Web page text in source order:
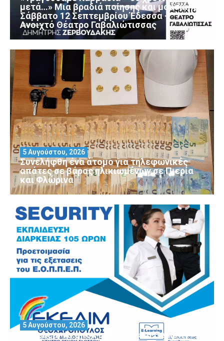
μετά…» Μια βραδιά ποίησης και μουσικής
Σάββατο 12 Σεπτεμβρίου Έδεσσα –
Ανοιχτό Θέατρο Γαβαλιώτισσας
Συνελήφθη ένα άτομο για τηλεφωνικές
απάτες σε βάρος ηλικιωμένων σε Πιερία
και Φλώρινα
5 Αυγούστου, 2026
Θέλεις να αποκτήσεις άδεια Security?
5 Αυγούστου, 2026